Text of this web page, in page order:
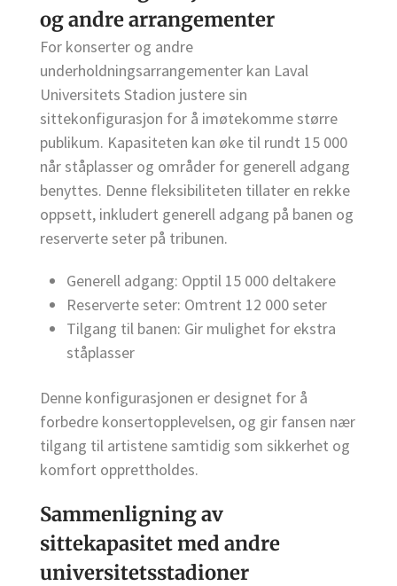
og andre arrangementer
For konserter og andre
underholdningsarrangementer kan Laval
Universitets Stadion justere sin
sittekonfigurasjon for å imøtekomme større
publikum. Kapasiteten kan øke til rundt 15 000
når ståplasser og områder for generell adgang
benyttes. Denne fleksibiliteten tillater en rekke
oppsett, inkludert generell adgang på banen og
reserverte seter på tribunen.
Generell adgang: Opptil 15 000 deltakere
Reserverte seter: Omtrent 12 000 seter
Tilgang til banen: Gir mulighet for ekstra
ståplasser
Denne konfigurasjonen er designet for å
forbedre konsertopplevelsen, og gir fansen nær
tilgang til artistene samtidig som sikkerhet og
komfort opprettholdes.
Sammenligning av
sittekapasitet med andre
universitetsstadioner